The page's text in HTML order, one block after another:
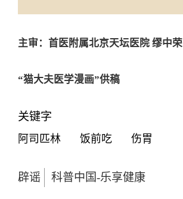
主审：首医附属北京天坛医院 缪中荣
“猫大夫医学漫画”供稿
关键字
阿司匹林 饭前吃 伤胃
辟谣 科普中国-乐享健康